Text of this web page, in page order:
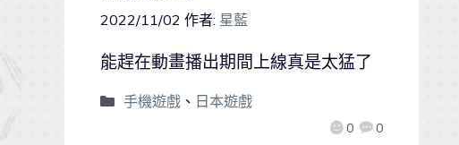
2022/11/02 作者: 星藍
0 0
能趕在動畫播出期間上線真是太猛了
手機遊戲、 日本遊戲